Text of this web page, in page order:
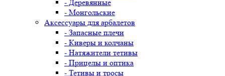
- Деревянные
- Монгольские
Аксессуары для арбалетов
- Запасные плечи
- Киверы и колчаны
- Натяжители тетивы
- Прицелы и оптика
- Тетивы и тросы